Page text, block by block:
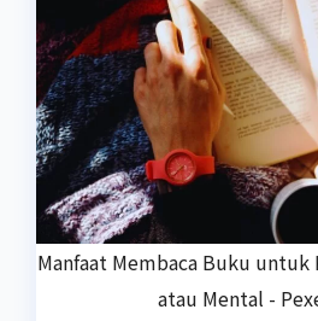
Manfaat Membaca Buku untuk
atau Mental -